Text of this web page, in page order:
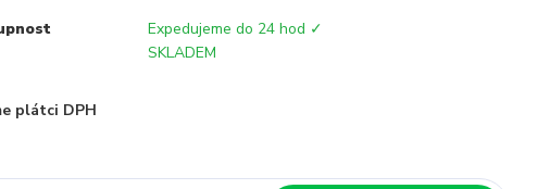
Expedujeme do 24 hod ✓
SKLADEM
plátci DPH